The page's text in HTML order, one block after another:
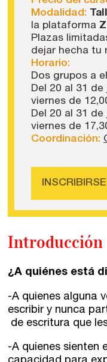
Modalidad:
la plataforma
Plazas
dejar hecha tu
Horario:
Dos grupos a
Del 20 al 31
viernes de
Del 20 al 31
viernes de
Coordinación:
Introducción
¿A quiénes está
-A quienes alguna
escribir y nunca
de escritura que
-A quienes sienten